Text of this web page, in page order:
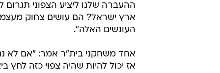
ההעברה שלנו ליציע הצפוני תגרום
ארץ ישראל? הם עושים צחוק
העונשים האלה".
אחד משחקני בית"ר אמר: "אם לא
אז יכול להיות שהיה צפוי כזה לחץ